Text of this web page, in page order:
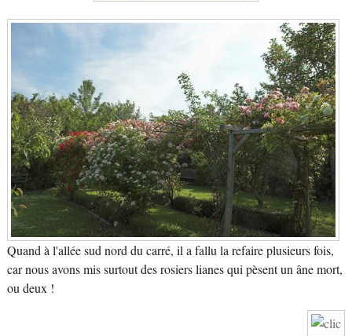
Quand à l'allée sud nord du carré, il a fallu la refaire plusieurs fois,
car nous avons mis surtout des rosiers lianes qui pèsent un âne mort,
ou deux !